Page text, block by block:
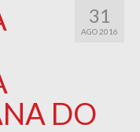
31
AGO 2016
DO